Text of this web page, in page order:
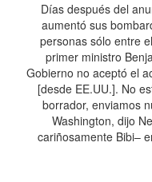
Días después del
aumentó sus
personas sólo entre
primer ministro
Gobierno no aceptó el
[desde EE.UU.]. No
borrador, enviamos
Washington, dijo
cariñosamente Bibi–